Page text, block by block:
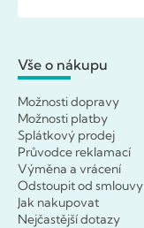
Vše o nákupu
Možnosti dopravy
Možnosti platby
Splátkový prodej
Průvodce reklamací
Výměna a vrácení
Odstoupit od smlouvy
Jak nakupovat
Nejčastější dotazy